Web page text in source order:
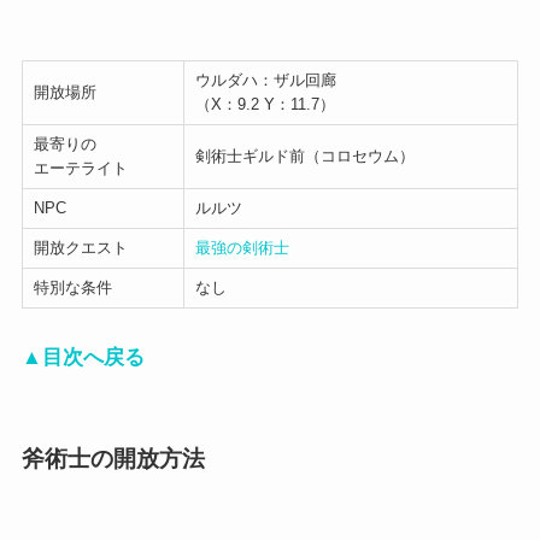
開放場所
ウルダハ：ザル回廊
（X：9.2 Y：11.7）
最寄りの
エーテライト
剣術士ギルド前（コロセウム）
NPC ルルツ
開放クエスト 最強の剣術士
特別な条件 なし
▲目次へ戻る
斧術士の開放方法